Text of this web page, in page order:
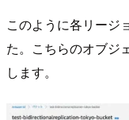
このように各リージ
た。こちらのオブジ
します。